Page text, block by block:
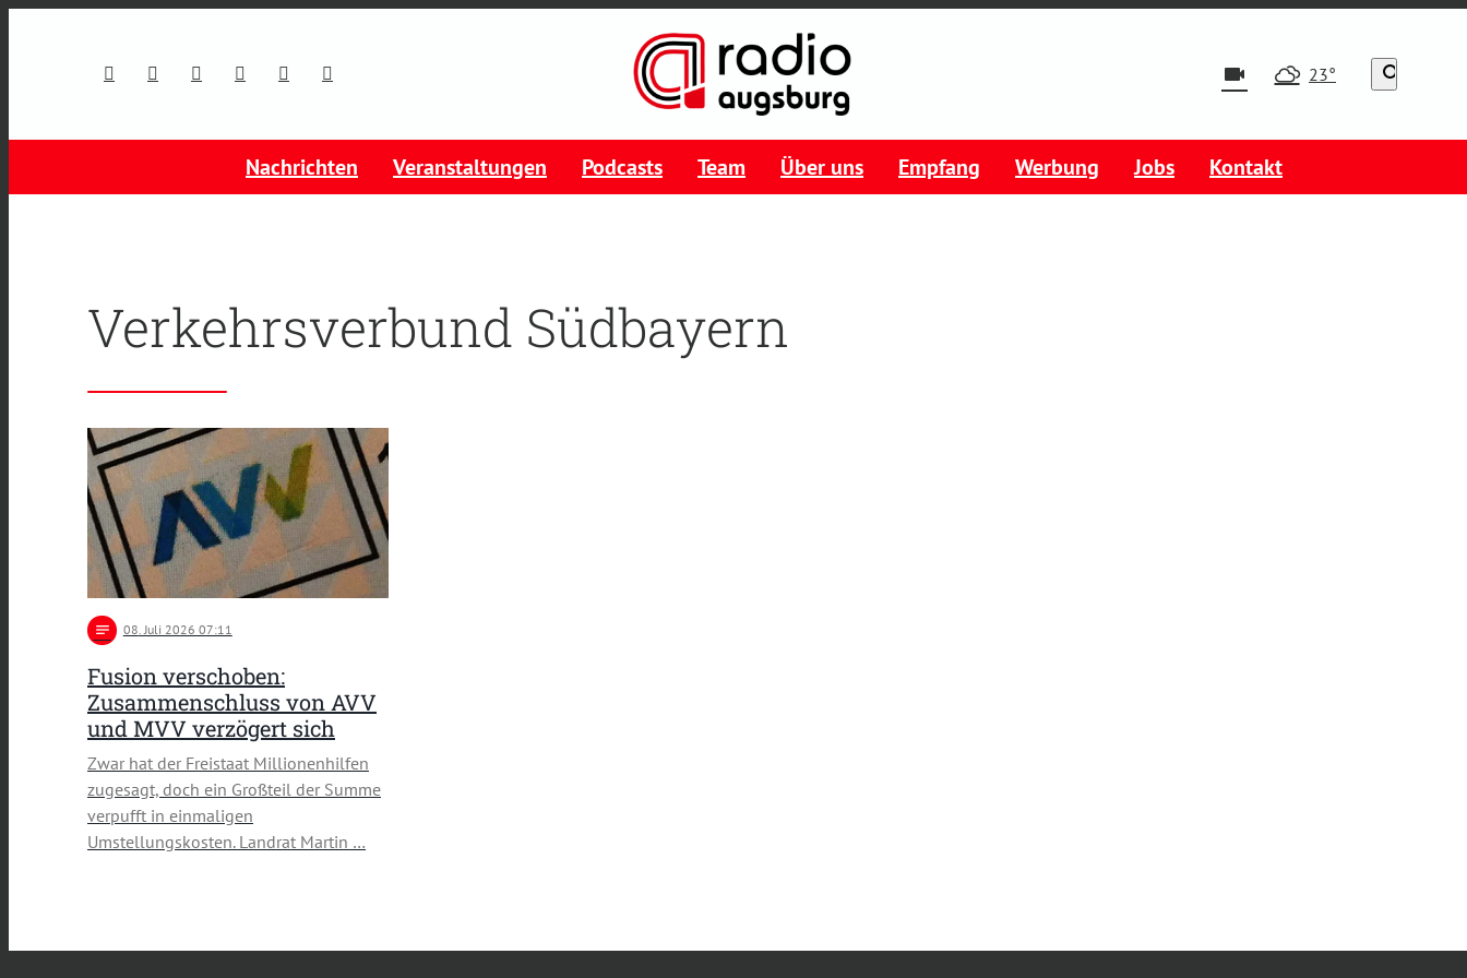
videocam 23° search
Nachrichten Veranstaltungen Podcasts Team Über uns Empfang Werbung Jobs Kontakt
Verkehrsverbund Südbayern
notes 08. Juli 2026 07:11
Fusion verschoben:
Zusammenschluss von AVV
und MVV verzögert sich
Zwar hat der Freistaat Millionenhilfen
zugesagt, doch ein Großteil der Summe
verpufft in einmaligen
Umstellungskosten. Landrat Martin …